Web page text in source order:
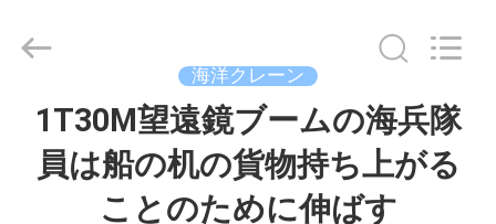
2020
INTERNATIONAL
海洋クレーン
1T30M望遠鏡ブームの海兵隊
員は船の机の貨物持ち上がる
ことのために伸ばす